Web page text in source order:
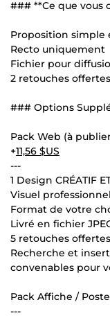
### **Ce que vous
Proposition simple
Recto uniquement
Fichier pour
2 retouches offertes
### Options
Pack Web (à
+11,56 $US
---
1 Design CRÉATIF
Visuel professionnel
Format de votre
Livré en fichier
5 retouches offertes
Recherche et
convenables pour
Pack Affiche /
---